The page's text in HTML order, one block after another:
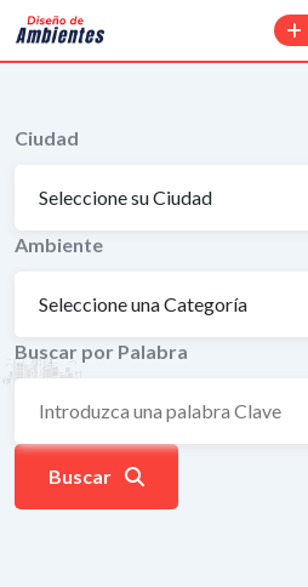
Saltar
contenido
Ciudad
Ambiente
Buscar por Palabra
Buscar